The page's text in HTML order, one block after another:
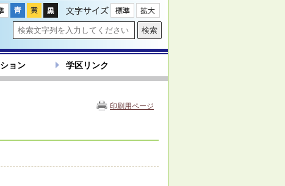
文字サイズ
ョン 学区リンク
印刷用ページ